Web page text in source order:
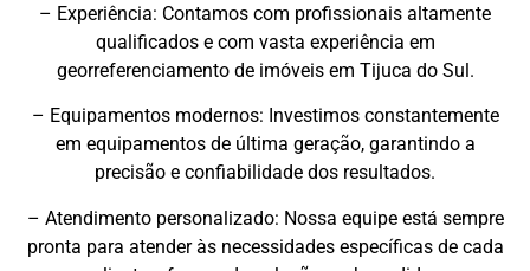
– Experiência: Contamos com profissionais altamente
qualificados e com vasta experiência em
georreferenciamento de imóveis em Tijuca do Sul.
– Equipamentos modernos: Investimos constantemente
em equipamentos de última geração, garantindo a
precisão e confiabilidade dos resultados.
– Atendimento personalizado: Nossa equipe está sempre
pronta para atender às necessidades específicas de cada